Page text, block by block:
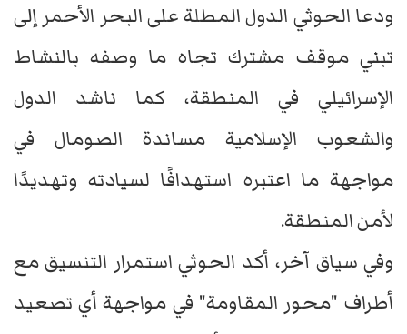
ودعا الحوثي الدول المطلة على البحر الأحمر إلى
تبني موقف مشترك تجاه ما وصفه بالنشاط
الإسرائيلي في المنطقة، كما ناشد الدول
والشعوب الإسلامية مساندة الصومال في
مواجهة ما اعتبره استهدافًا لسيادته وتهديدًا
لأمن المنطقة.
وفي سياق آخر، أكد الحوثي استمرار التنسيق مع
أطراف "محور المقاومة" في مواجهة أي تصعيد